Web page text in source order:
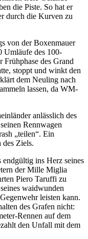
die Piste. So hat er
durch die Kurven zu
von der Boxenmauer
Umläufe des 100-
Frühphase des Grand
stoppt und winkt den
dem Neuling nach
lassen, da WM-
anlässlich des
Rennwagen
„teilen“. Ein
Ziels.
ins Herz seines
der Mille Miglia
Piero Taruffi zu
waidwunden
leisten kann.
des Grafen nicht:
Rennen auf dem
den Unfall mit dem